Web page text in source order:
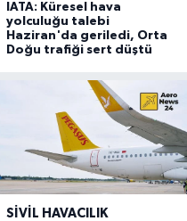
IATA: Küresel hava
yolculuğu talebi
Haziran'da geriledi, Orta
Doğu trafiği sert düştü
SIVIL HAVACILIK